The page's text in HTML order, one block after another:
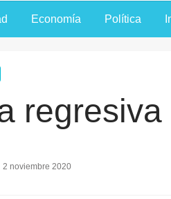
Economía Política
Publicado
2 noviembre 2020